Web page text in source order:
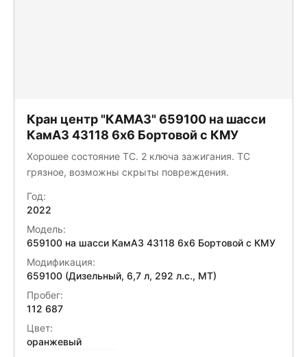
Кран центр "КАМАЗ" 659100 на шасси
КамАЗ 43118 6x6 Бортовой с КМУ
Хорошее состояние ТС. 2 ключа зажигания. ТС
грязное, возможны скрыты повреждения.
Год:
2022
Модель:
659100 на шасси КамАЗ 43118 6x6 Бортовой с КМУ
Модификация:
659100 (Дизельный, 6,7 л, 292 л.с., МТ)
Пробег:
112 687
Цвет:
оранжевый